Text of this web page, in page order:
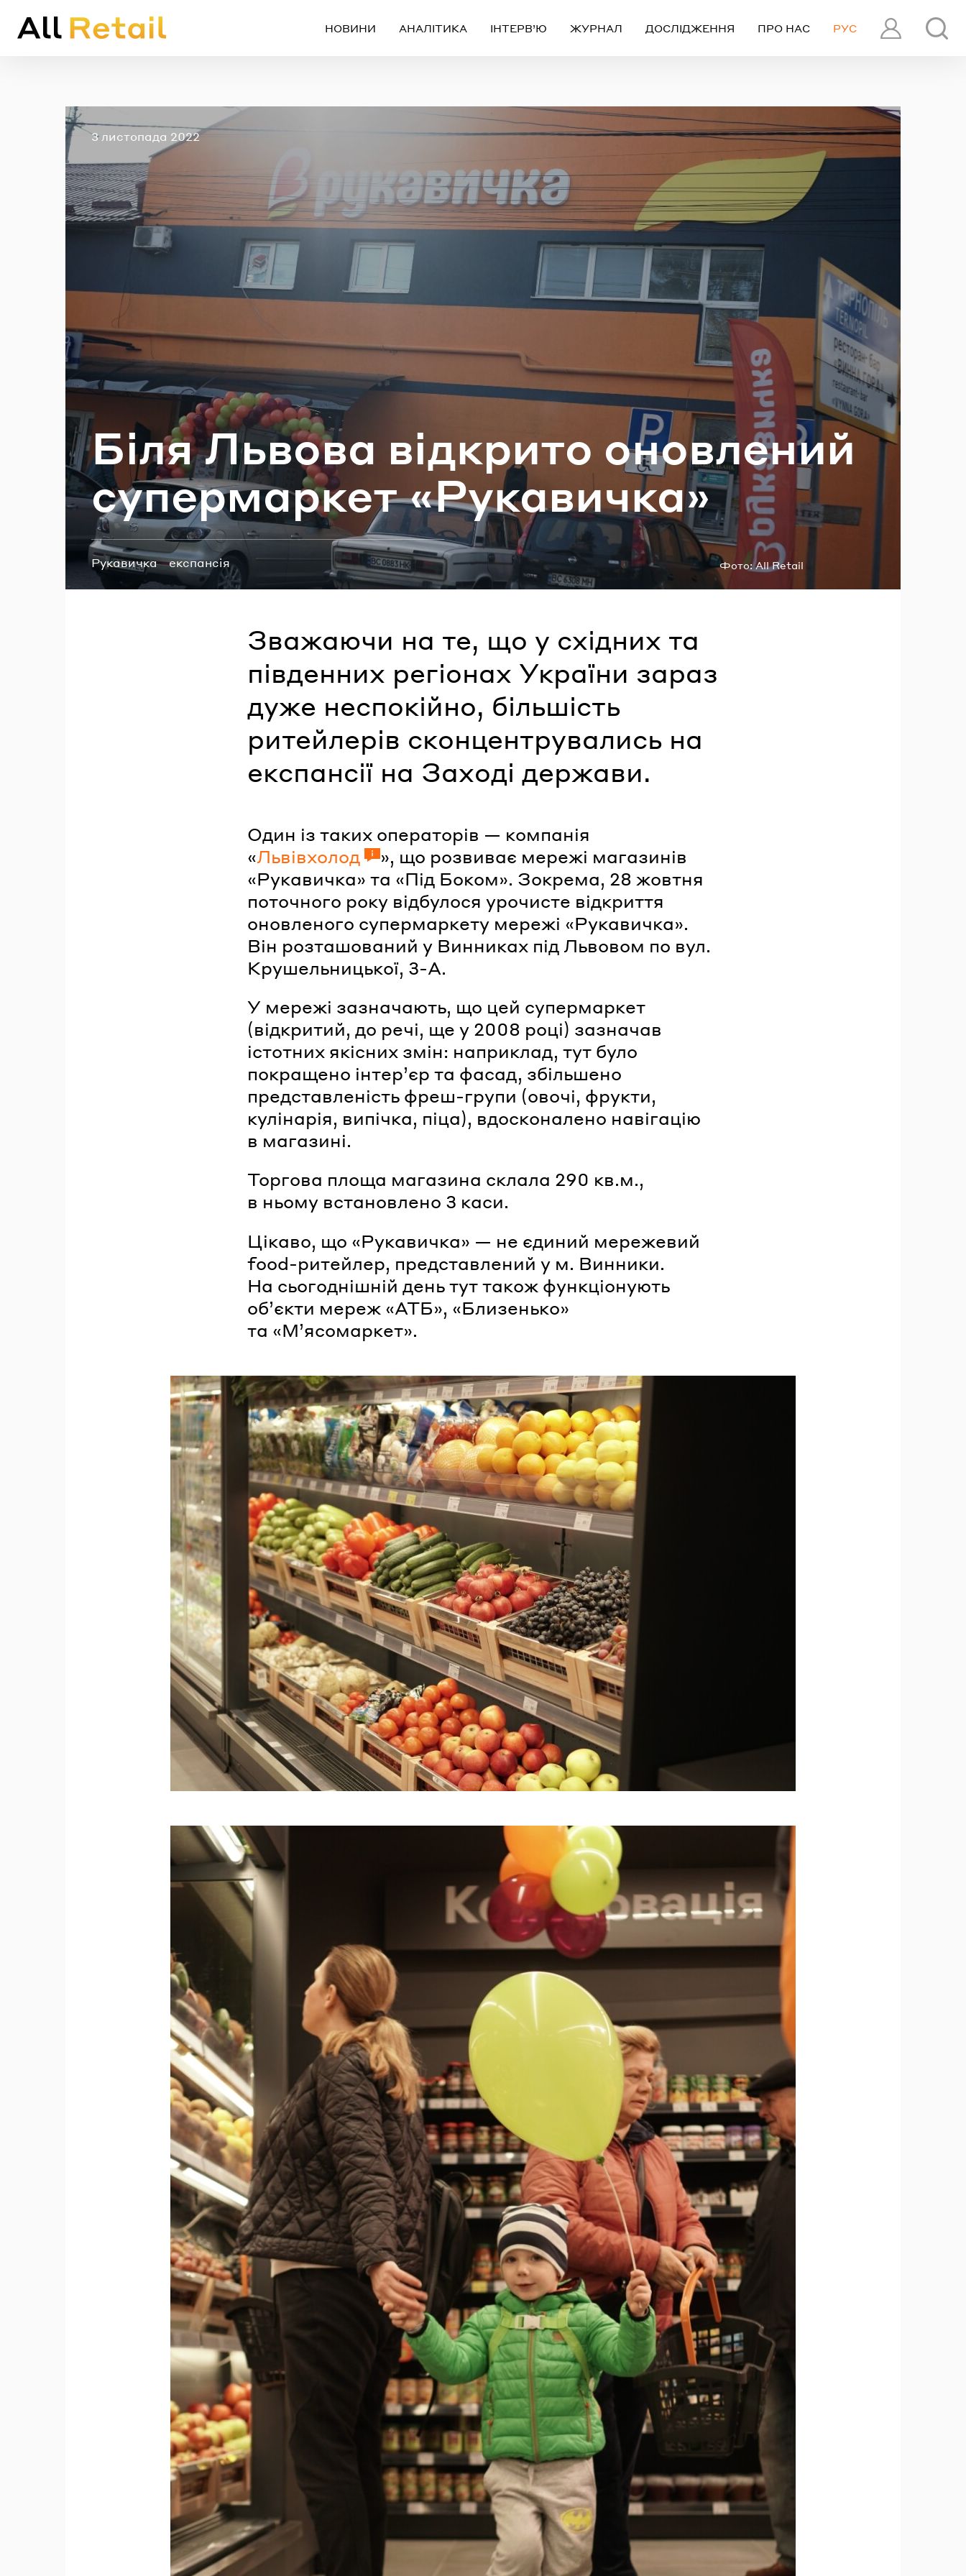
ПРОФІЛЬ
РУС
НОВИНИ АНАЛІТИКА ІНТЕРВ’Ю ЖУРНАЛ ДОСЛІДЖЕННЯ ПРО НАС
Опубліковано
3 листопада 2022
Біля Льво­ва від­кри­то онов­ле­ний
су­пер­мар­кет «Ру­ка­ви­чка»
Теги:
Рукавичка експансія Фото: All Retail
Зважаючи на те, що у східних та
південних регіонах України зараз
дуже неспокійно, більшість
ритейлерів сконцентрувались на
експансії на Заході держави.
Один із таких операторів — компанія
«Львівхолод
», що розвиває мережі магазинів
«Рукавичка» та «Під Боком». Зокрема, 28 жовтня
поточного року відбулося урочисте відкриття
оновленого супермаркету мережі «Рукавичка».
Він розташований у Винниках під Львовом по вул.
Крушельницької, 3-А.
У мережі зазначають, що цей супермаркет
(відкритий, до речі, ще у 2008 році) зазначав
істотних якісних змін: наприклад, тут було
покращено інтер’єр та фасад, збільшено
представленість фреш-групи (овочі, фрукти,
кулінарія, випічка, піца), вдосконалено навігацію
в магазині.
Торгова площа магазина склала 290 кв.м.,
в ньому встановлено 3 каси.
Цікаво, що «Рукавичка» — не єдиний мережевий
food-ритейлер, представлений у м. Винники.
На сьогоднішній день тут також функціонують
об’єкти мереж «АТБ», «Близенько»
та «М’ясомаркет».
Вхід Реєстрація
FACEBOOK GOOGLE
Пароль
Забули пароль?
УВІЙТИ